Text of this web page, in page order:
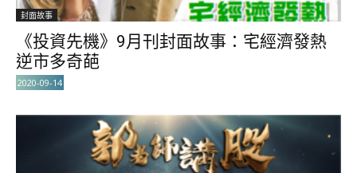
封面故事
《投資先機》9月刊封面故事：宅經濟發熱
逆市多奇葩
2020-09-14